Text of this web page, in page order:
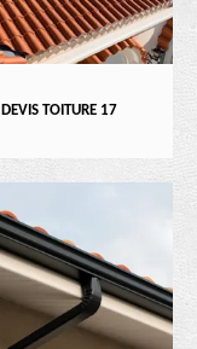
DEVIS TOITURE 17